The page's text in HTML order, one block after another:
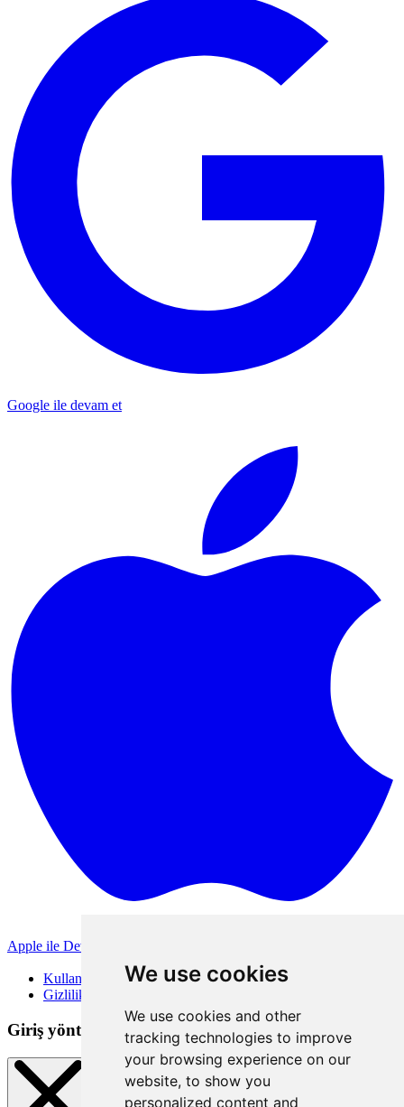
We use cookies
We use cookies and other
tracking technologies to improve
your browsing experience on our
website, to show you
personalized content and
Google ile devam et
Apple ile Devam Et
Kullanım Koşulları
Gizlilik Politikası
Giriş yöntemleri